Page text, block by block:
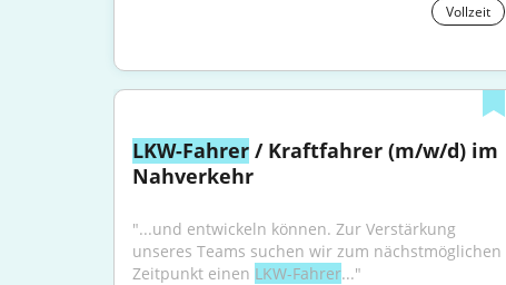
Vollzeit
LKW-Fahrer / Kraftfahrer (m/w/d) im
Nahverkehr
"...und entwickeln können. Zur Verstärkung
unseres Teams suchen wir zum nächstmöglichen
Zeitpunkt einen LKW-Fahrer..."